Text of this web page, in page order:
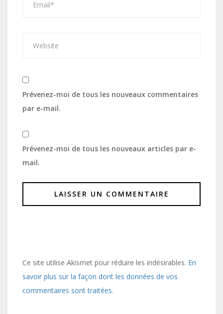
Prévenez-moi de tous les nouveaux commentaires
par e-mail.
Prévenez-moi de tous les nouveaux articles par e-
mail.
Ce site utilise Akismet pour réduire les indésirables. En
savoir plus sur la façon dont les données de vos
commentaires sont traitées.